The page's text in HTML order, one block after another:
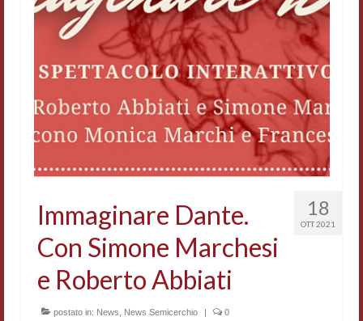
Accordi di cooperazione
Cultura coreana
Koreanische Literatur und Kultur
Hagiographica Coreana
Cultura medioevale
Scrittori Latini dell’Europa Medievale
Corpus Rhythmorum Musicum
Epistolografia
Comparatistica
18
OTT 2021
Immaginare Dante.
Con Simone Marchesi
e Roberto Abbiati
postato in: News News Semicerchio | 0